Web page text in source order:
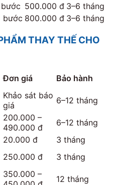
500.000 đ 3–6 tháng
bước 800.000 đ 3–6 tháng
THAY THẾ CHO
Đơn giá Bảo hành
Khảo sát báo
giá
6–12 tháng
200.000 –
490.000 đ
6–12 tháng
20.000 đ
3 tháng
250.000 đ 3 tháng
350.000 –
12 tháng